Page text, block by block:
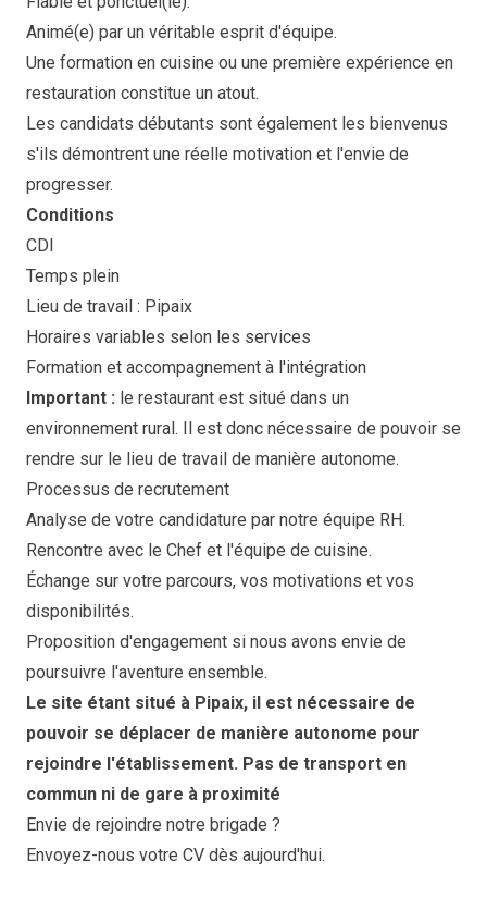
Animé(e) par un véritable esprit d'équipe.
Une formation en cuisine ou une première expérience en
restauration constitue un atout.
Les candidats débutants sont également les bienvenus
s'ils démontrent une réelle motivation et l'envie de
progresser.
Conditions
CDI
Temps plein
Lieu de travail : Pipaix
Horaires variables selon les services
Formation et accompagnement à l'intégration
Important : le restaurant est situé dans un
environnement rural. Il est donc nécessaire de pouvoir se
rendre sur le lieu de travail de manière autonome.
Processus de recrutement
Analyse de votre candidature par notre équipe RH.
Rencontre avec le Chef et l'équipe de cuisine.
Échange sur votre parcours, vos motivations et vos
disponibilités.
Proposition d'engagement si nous avons envie de
poursuivre l'aventure ensemble.
Le site étant situé à Pipaix, il est nécessaire de
pouvoir se déplacer de manière autonome pour
rejoindre l'établissement. Pas de transport en
commun ni de gare à proximité
Envie de rejoindre notre brigade ?
Envoyez-nous votre CV dès aujourd'hui.